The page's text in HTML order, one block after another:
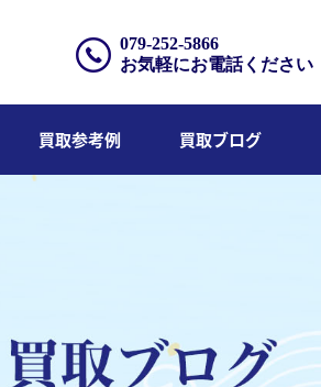
079-252-5866
お気軽にお電話ください
買取参考例 買取ブログ